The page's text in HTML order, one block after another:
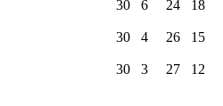
30 6 24 18
30 4 26 15
30 3 27 12